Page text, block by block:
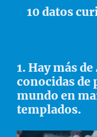
10 datos
1. Hay más
conocidas de
mundo en
templados.